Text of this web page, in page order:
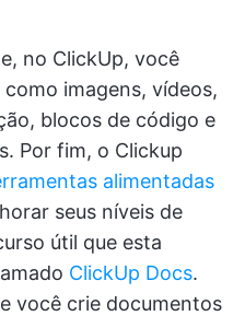
no ClickUp, você
imagens, vídeos,
blocos de código e
Por fim, o Clickup
alimentadas
seus níveis de
útil que esta
ClickUp Docs.
você crie documentos